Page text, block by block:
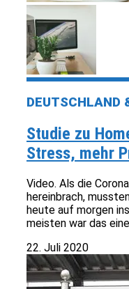
DEUTSCHLAND
Studie zu
Stress, mehr
Video. Als die
hereinbrach,
heute auf morgen
meisten war das
22. Juli 2020